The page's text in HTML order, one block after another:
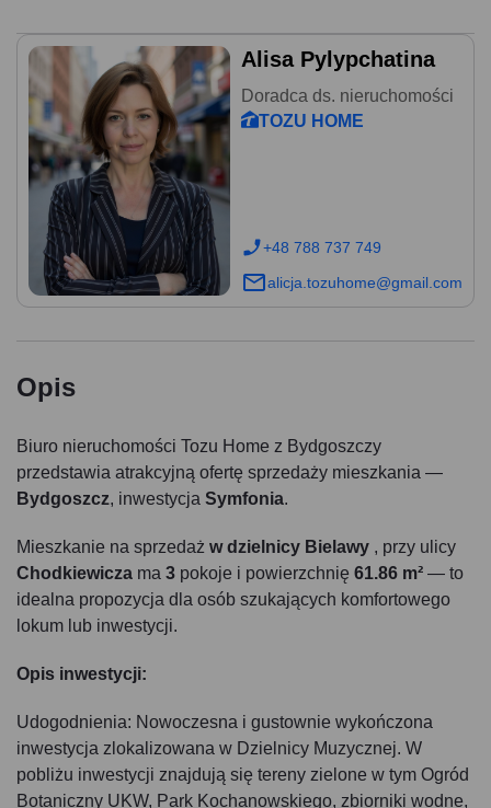
Alisa Pylypchatina
Doradca ds. nieruchomości
TOZU HOME
+48 788 737 749
alicja.tozuhome@gmail.com
Opis
Biuro nieruchomości Tozu Home z Bydgoszczy
przedstawia atrakcyjną ofertę sprzedaży mieszkania —
Bydgoszcz, inwestycja Symfonia.
Mieszkanie na sprzedaż w dzielnicy Bielawy , przy ulicy
Chodkiewicza ma 3 pokoje i powierzchnię 61.86 m² — to
idealna propozycja dla osób szukających komfortowego
lokum lub inwestycji.
Opis inwestycji:
Udogodnienia: Nowoczesna i gustownie wykończona
inwestycja zlokalizowana w Dzielnicy Muzycznej. W
pobliżu inwestycji znajdują się tereny zielone w tym Ogród
Botaniczny UKW, Park Kochanowskiego, zbiorniki wodne,